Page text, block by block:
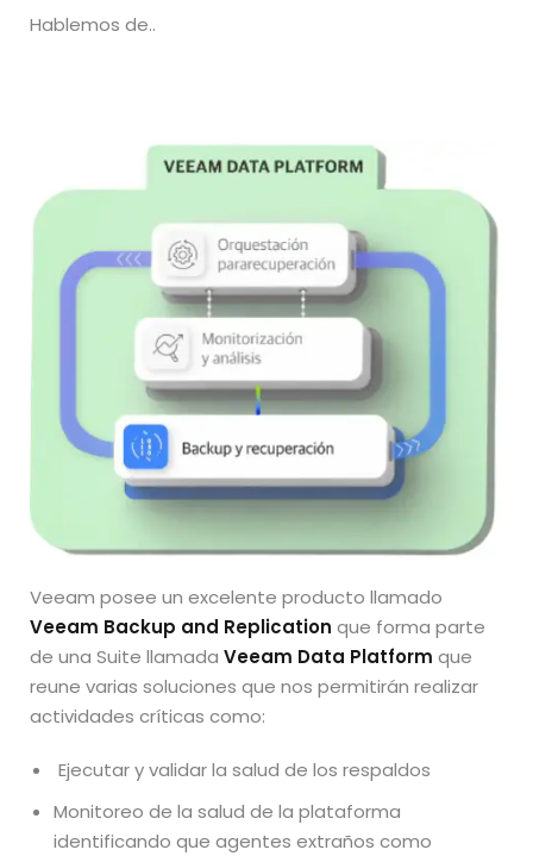
Hablemos de..
Veeam posee un excelente producto llamado
Veeam Backup and Replication que forma parte
de una Suite llamada Veeam Data Platform que
reune varias soluciones que nos permitirán realizar
actividades críticas como:
Ejecutar y validar la salud de los respaldos
Monitoreo de la salud de la plataforma
identificando que agentes extraños como